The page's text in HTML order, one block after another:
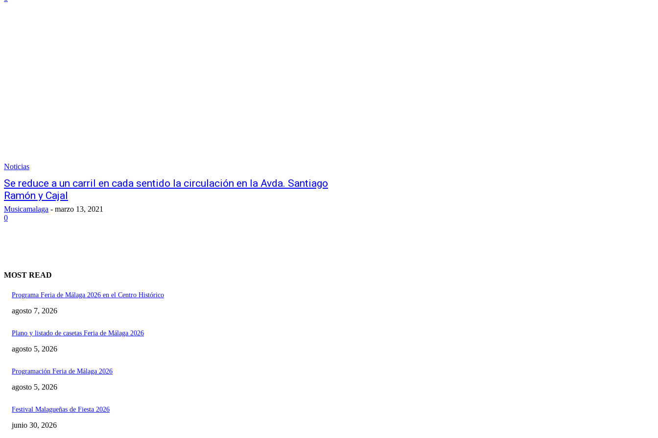
Noticias
Se reduce a un carril en cada sentido la circulación en la Avda. Santiago
Ramón y Cajal
Musicamalaga - marzo 13, 2021
0
MOST READ
Programa Feria de Málaga 2026 en el Centro Histórico
agosto 7, 2026
Plano y listado de casetas Feria de Málaga 2026
agosto 5, 2026
Programación Feria de Málaga 2026
agosto 5, 2026
Festival Malagueñas de Fiesta 2026
junio 30, 2026